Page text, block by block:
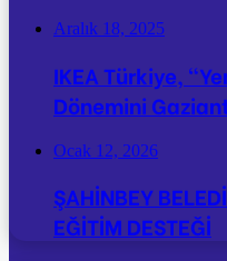
Aralık 18, 2025
IKEA Türkiye,
Dönemini
Ocak 12, 2026
ŞAHİNBEY
EĞİTİM DESTEĞİ